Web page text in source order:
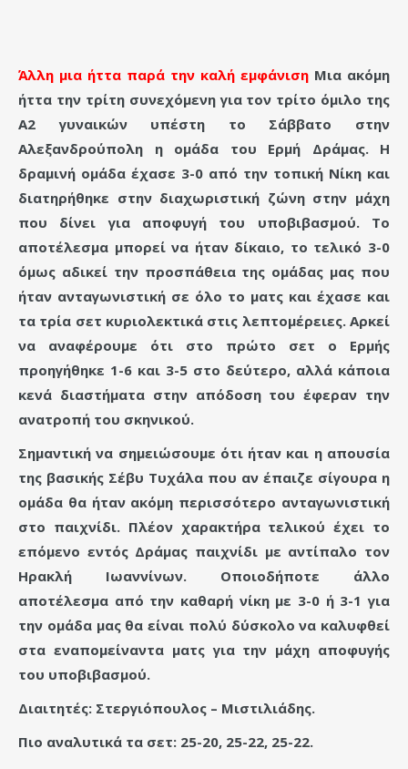
Άλλη μια ήττα παρά την καλή εμφάνιση Μια ακόμη
ήττα την τρίτη συνεχόμενη για τον τρίτο όμιλο της
Α2 γυναικών υπέστη το Σάββατο στην
Αλεξανδρούπολη η ομάδα του Ερμή Δράμας. Η
δραμινή ομάδα έχασε 3-0 από την τοπική Νίκη και
διατηρήθηκε στην διαχωριστική ζώνη στην μάχη
που δίνει για αποφυγή του υποβιβασμού. Το
αποτέλεσμα μπορεί να ήταν δίκαιο, το τελικό 3-0
όμως αδικεί την προσπάθεια της ομάδας μας που
ήταν ανταγωνιστική σε όλο το ματς και έχασε και
τα τρία σετ κυριολεκτικά στις λεπτομέρειες. Αρκεί
να αναφέρουμε ότι στο πρώτο σετ ο Ερμής
προηγήθηκε 1-6 και 3-5 στο δεύτερο, αλλά κάποια
κενά διαστήματα στην απόδοση του έφεραν την
ανατροπή του σκηνικού.
Σημαντική να σημειώσουμε ότι ήταν και η απουσία
της βασικής Σέβυ Τυχάλα που αν έπαιζε σίγουρα η
ομάδα θα ήταν ακόμη περισσότερο ανταγωνιστική
στο παιχνίδι. Πλέον χαρακτήρα τελικού έχει το
επόμενο εντός Δράμας παιχνίδι με αντίπαλο τον
Ηρακλή Ιωαννίνων. Οποιοδήποτε άλλο
αποτέλεσμα από την καθαρή νίκη με 3-0 ή 3-1 για
την ομάδα μας θα είναι πολύ δύσκολο να καλυφθεί
στα εναπομείναντα ματς για την μάχη αποφυγής
του υποβιβασμού.
Διαιτητές: Στεργιόπουλος – Μιστιλιάδης.
Πιο αναλυτικά τα σετ: 25-20, 25-22, 25-22.